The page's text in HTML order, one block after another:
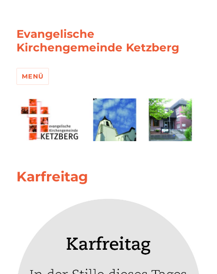
Evangelische
Kirchengemeinde Ketzberg
MENÜ
Karfreitag